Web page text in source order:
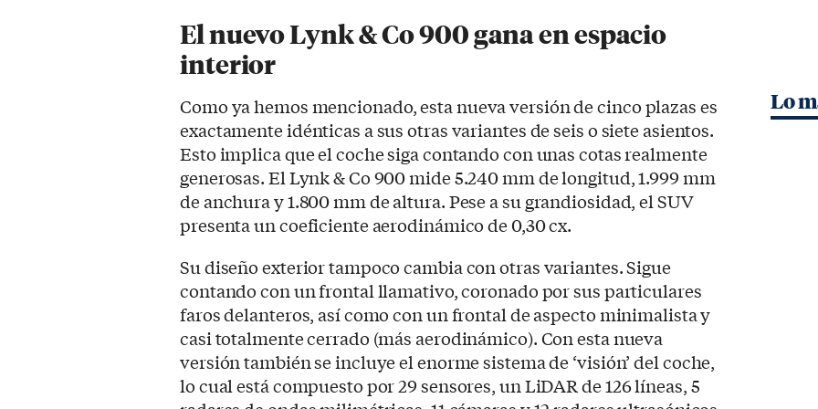
El nuevo Lynk & Co 900 gana en espacio
interior
Como ya hemos mencionado, esta nueva versión de cinco plazas es
exactamente idénticas a sus otras variantes de seis o siete asientos.
Esto implica que el coche siga contando con unas cotas realmente
generosas. El Lynk & Co 900 mide 5.240 mm de longitud, 1.999 mm
de anchura y 1.800 mm de altura. Pese a su grandiosidad, el SUV
presenta un coeficiente aerodinámico de 0,30 cx.
Su diseño exterior tampoco cambia con otras variantes. Sigue
contando con un frontal llamativo, coronado por sus particulares
faros delanteros, así como con un frontal de aspecto minimalista y
casi totalmente cerrado (más aerodinámico). Con esta nueva
versión también se incluye el enorme sistema de ‘visión’ del coche,
lo cual está compuesto por 29 sensores, un LiDAR de 126 líneas, 5
Lo